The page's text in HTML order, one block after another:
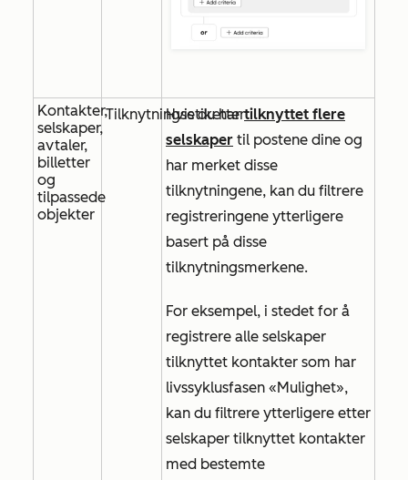
Kontakter,
selskaper,
avtaler,
billetter
og
tilpassede
objekter
Tilknytningsetiketter
Hvis du hartilknyttet flere
selskaper til postene dine og
har merket disse
tilknytningene, kan du filtrere
registreringene ytterligere
basert på disse
tilknytningsmerkene.
For eksempel, i stedet for å
registrere alle selskaper
tilknyttet kontakter som har
livssyklusfasen «Mulighet»,
kan du filtrere ytterligere etter
selskaper tilknyttet kontakter
med bestemte